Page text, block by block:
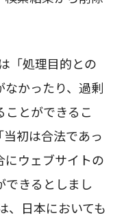
「処理目的との
かったり、過剰
ことができるこ
初は合法であっ
にウェブサイトの
できるとしまし
、日本においても